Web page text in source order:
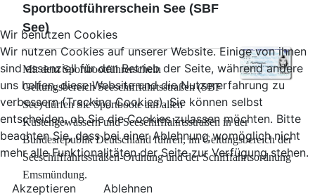
Sportbootführerschein See (SBF
See)
Mit dem Sportbootführerschein
Geltungsbereich Seeschifffahrtsstraßen (SBF
See) dürfen Sie Sportboote auf allen
Küstengewässern und Seeschifffahrtsstraßen in der
Bundesrepublik Deutschland führen, im Geltungsbereich der
Seeschifffahrtsstraßen-Ordnung und der Schifffahrtsordnung
Emsmündung.
Wir benutzen Cookies
Wir nutzen Cookies auf unserer Website. Einige von ihnen
sind essenziell für den Betrieb der Seite, während andere
uns helfen, diese Website und die Nutzererfahrung zu
verbessern (Tracking Cookies). Sie können selbst
entscheiden, ob Sie die Cookies zulassen möchten. Bitte
beachten Sie, dass bei einer Ablehnung womöglich nicht
mehr alle Funktionalitäten der Seite zur Verfügung stehen.
Akzeptieren
Ablehnen